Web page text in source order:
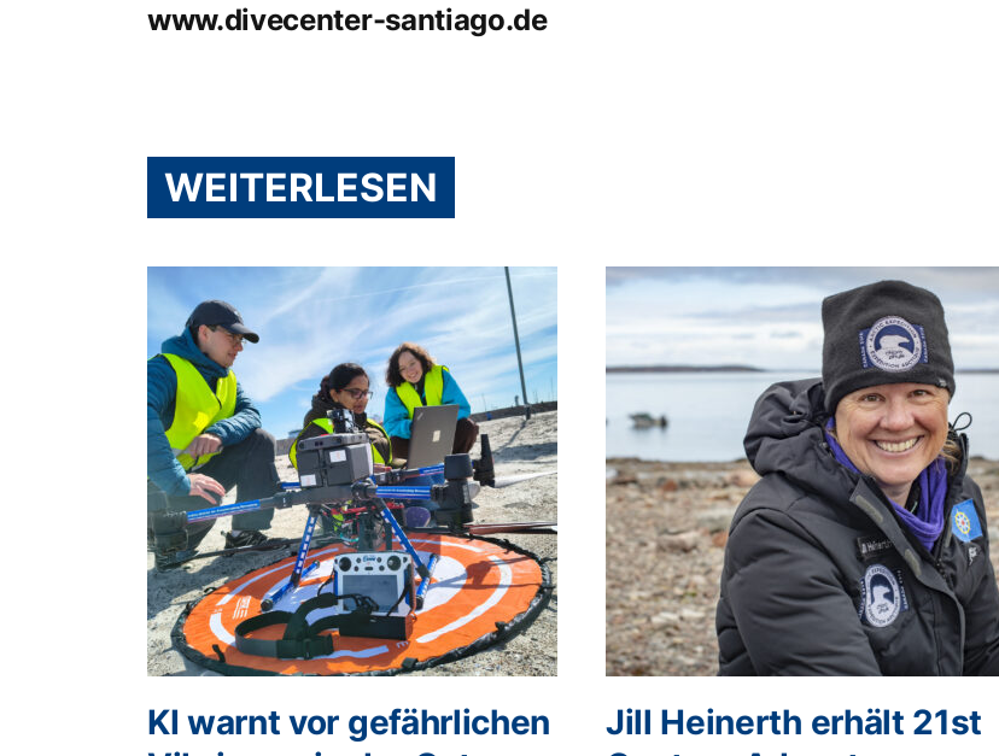
www.divecenter-santiago.de
WEITERLESEN
KI warnt vor gefährlichen
Jill Heinerth erhält 21st